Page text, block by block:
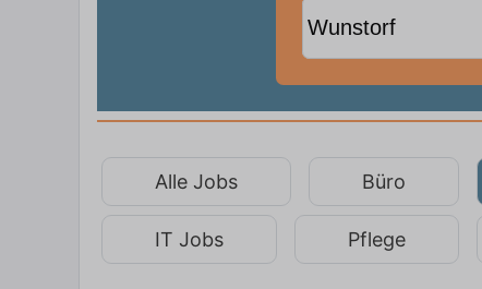
Alle Jobs Büro
IT Jobs Pflege